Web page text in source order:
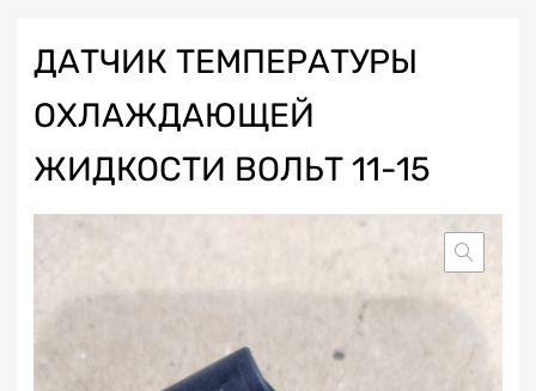
ДАТЧИК ТЕМПЕРАТУРЫ
ОХЛАЖДАЮЩЕЙ
ЖИДКОСТИ ВОЛЬТ 11-15